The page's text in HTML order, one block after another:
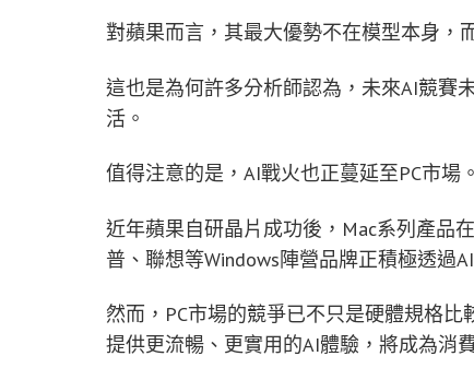
對蘋果而言，其最大優勢不在模型本身，
這也是為何許多分析師認為，未來AI競賽
活。
值得注意的是，AI戰火也正蔓延至PC市場。
近年蘋果自研晶片成功後，Mac系列產品
普、聯想等Windows陣營品牌正積極透過
然而，PC市場的競爭已不只是硬體規格
提供更流暢、更實用的AI體驗，將成為消